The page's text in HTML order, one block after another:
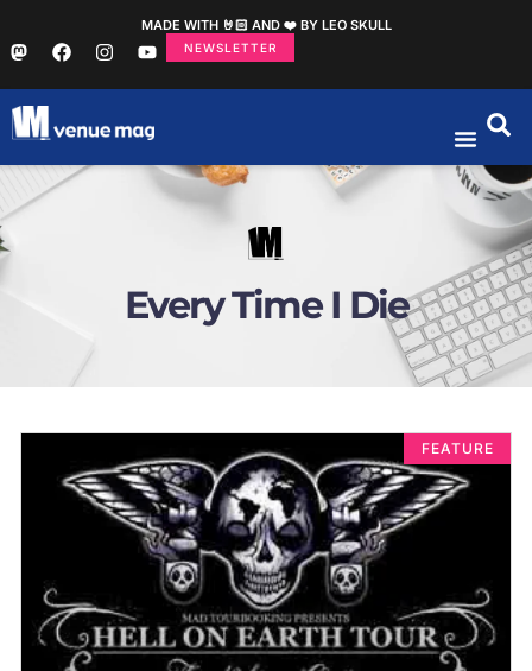
MADE WITH 🤘🏻 AND ❤️ BY LEO SKULL
NEWSLETTER
Every Time I Die
FEATURE